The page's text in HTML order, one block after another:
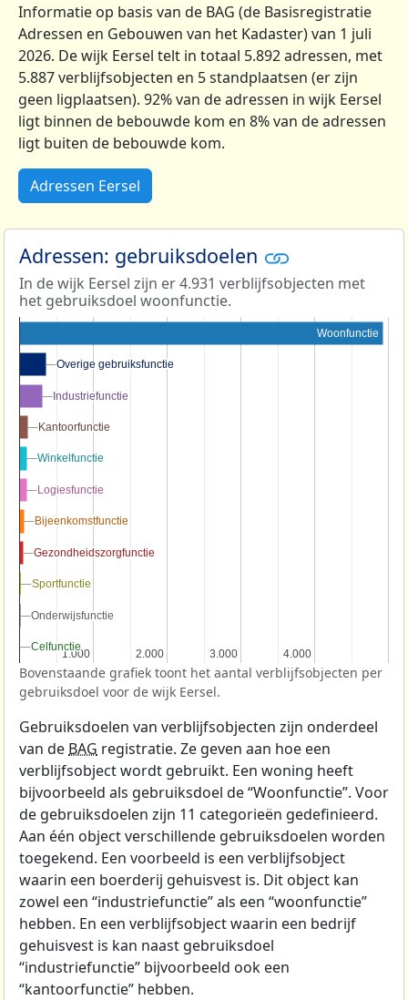
Informatie op basis van de BAG (de Basisregistratie
Adressen en Gebouwen van het Kadaster) van 1 juli
2026. De wijk Eersel telt in totaal 5.892 adressen, met
5.887 verblijfsobjecten en 5 standplaatsen (er zijn
geen ligplaatsen). 92% van de adressen in wijk Eersel
ligt binnen de bebouwde kom en 8% van de adressen
ligt buiten de bebouwde kom.
Adressen Eersel
Adressen: gebruiksdoelen
In de wijk Eersel zijn er 4.931 verblijfsobjecten met
het gebruiksdoel woonfunctie.
1.000
1.000 2.000
2.000 3.000
3.000 4.000
4.000
Woonfunctie
Overige gebruiksfunctie
Overige gebruiksfunctie
Industriefunctie
Industriefunctie
Kantoorfunctie
Kantoorfunctie
Winkelfunctie
Winkelfunctie
Logiesfunctie
Logiesfunctie
Bijeenkomstfunctie
Bijeenkomstfunctie
Gezondheidszorgfunctie
Gezondheidszorgfunctie
Sportfunctie
Sportfunctie
Onderwijsfunctie
Onderwijsfunctie
Celfunctie
Celfunctie
Bovenstaande grafiek toont het aantal verblijfsobjecten per
gebruiksdoel voor de wijk Eersel.
Gebruiksdoelen van verblijfsobjecten zijn onderdeel
van de BAG registratie. Ze geven aan hoe een
verblijfsobject wordt gebruikt. Een woning heeft
bijvoorbeeld als gebruiksdoel de “Woonfunctie”. Voor
de gebruiksdoelen zijn 11 categorieën gedefinieerd.
Aan één object verschillende gebruiksdoelen worden
toegekend. Een voorbeeld is een verblijfsobject
waarin een boerderij gehuisvest is. Dit object kan
zowel een “industriefunctie” als een “woonfunctie”
hebben. En een verblijfsobject waarin een bedrijf
gehuisvest is kan naast gebruiksdoel
“industriefunctie” bijvoorbeeld ook een
“kantoorfunctie” hebben.